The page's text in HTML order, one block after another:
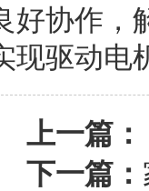
好协作，
现驱动电
上一篇：
下一篇：